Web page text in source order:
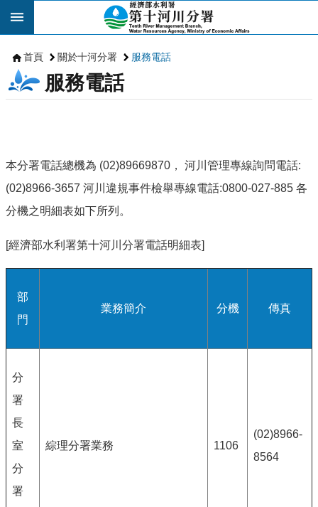
跳到主要內容區塊
首頁 關於十河分署 服務電話
服務電話
本分署電話總機為 (02)89669870， 河川管理專線詢問電話:
(02)8966-3657 河川違規事件檢舉專線電話:0800-027-885 各
分機之明細表如下所列。
[經濟部水利署第十河川分署電話明細表]
部
門
業務簡介 分機 傳真
分
署
長
室
分
署
綜理分署業務 1106
(02)8966-
8564